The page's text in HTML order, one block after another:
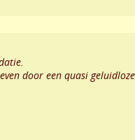
door een quasi